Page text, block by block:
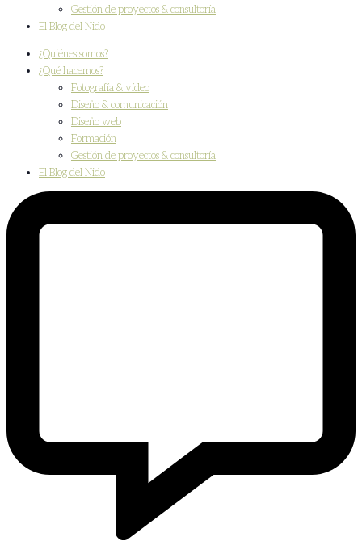
Gestión de proyectos & consultoría
El Blog del Nido
¿Quiénes somos?
¿Qué hacemos?
Fotografía & vídeo
Diseño & comunicación
Diseño web
Formación
Gestión de proyectos & consultoría
El Blog del Nido